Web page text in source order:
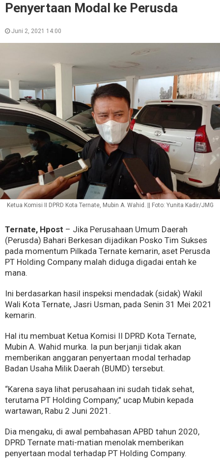
Penyertaan Modal ke Perusda
Juni 2, 2021 14:00
Ketua Komisi II DPRD Kota Ternate, Mubin A. Wahid. || Foto: Yunita Kadir/JMG
Ternate, Hpost – Jika Perusahaan Umum Daerah
(Perusda) Bahari Berkesan dijadikan Posko Tim Sukses
pada momentum Pilkada Ternate kemarin, aset Perusda
PT Holding Company malah diduga digadai entah ke
mana.
Ini berdasarkan hasil inspeksi mendadak (sidak) Wakil
Wali Kota Ternate, Jasri Usman, pada Senin 31 Mei 2021
kemarin.
Hal itu membuat Ketua Komisi II DPRD Kota Ternate,
Mubin A. Wahid murka. Ia pun berjanji tidak akan
memberikan anggaran penyertaan modal terhadap
Badan Usaha Milik Daerah (BUMD) tersebut.
“Karena saya lihat perusahaan ini sudah tidak sehat,
terutama PT Holding Company,” ucap Mubin kepada
wartawan, Rabu 2 Juni 2021.
Dia mengaku, di awal pembahasan APBD tahun 2020,
DPRD Ternate mati-matian menolak memberikan
penyertaan modal terhadap PT Holding Company.